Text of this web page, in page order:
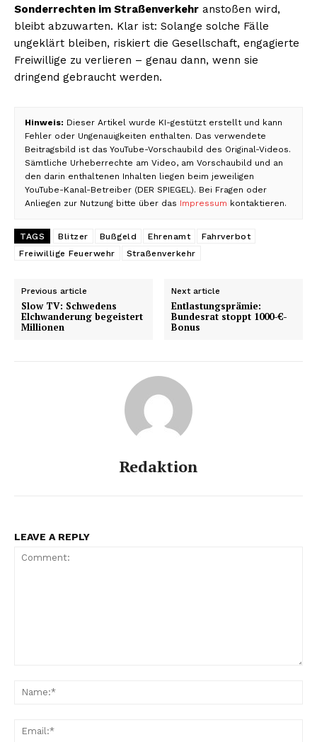
Sonderrechten im Straßenverkehr anstoßen wird,
bleibt abzuwarten. Klar ist: Solange solche Fälle
ungeklärt bleiben, riskiert die Gesellschaft, engagierte
Freiwillige zu verlieren – genau dann, wenn sie
dringend gebraucht werden.
Hinweis: Dieser Artikel wurde KI-gestützt erstellt und kann
Fehler oder Ungenauigkeiten enthalten. Das verwendete
Beitragsbild ist das YouTube-Vorschaubild des Original-Videos.
Sämtliche Urheberrechte am Video, am Vorschaubild und an
den darin enthaltenen Inhalten liegen beim jeweiligen
YouTube-Kanal-Betreiber (DER SPIEGEL). Bei Fragen oder
Anliegen zur Nutzung bitte über das Impressum kontaktieren.
TAGS Blitzer Bußgeld Ehrenamt
Fahrverbot
Freiwillige Feuerwehr
Straßenverkehr
Previous article
Slow TV: Schwedens
Elchwanderung begeistert
Millionen
Next article
Entlastungsprämie:
Bundesrat stoppt 1000-€-
Bonus
Redaktion
LEAVE A REPLY